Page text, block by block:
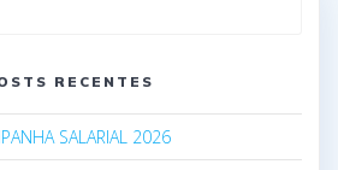
RECENTES
SALARIAL 2026